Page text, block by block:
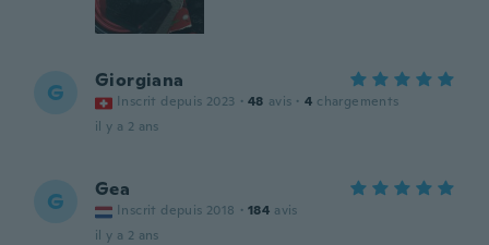
G Giorgiana
Inscrit depuis 2023 · 48 avis · 4 chargements
il y a 2 ans
G Gea
Inscrit depuis 2018 · 184 avis
il y a 2 ans